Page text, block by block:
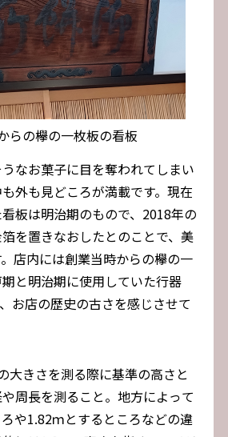
の欅の一枚板の看板
なお菓子に目を奪われてしまい
外も見どころが満載です。現在
板は明治期のもので、2018年の
を置きなおしたとのことで、美
店内には創業当時からの欅の一
と明治期に使用していた行器
お店の歴史の古さを感じさせて
大きさを測る際に基準の高さと
周長を測ること。地方によって
や1.82ｍとするところなどの違